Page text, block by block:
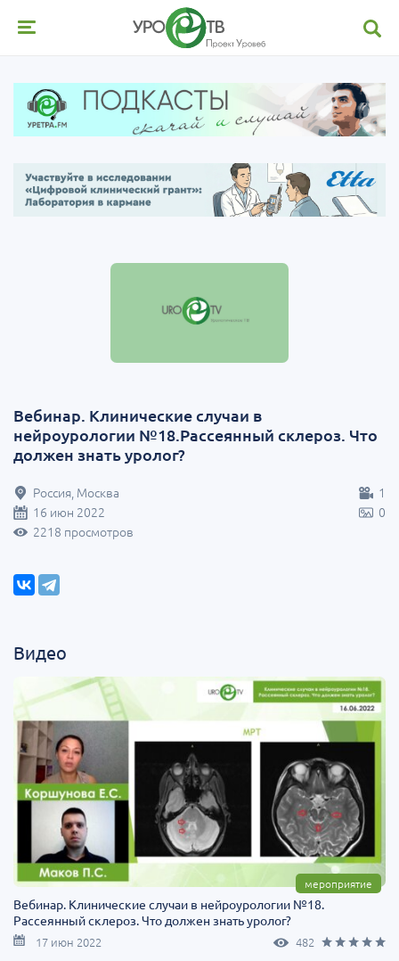
Вебинар. Клинические случаи в
нейроурологии №18.Рассеянный склероз. Что
должен знать уролог?
1
Россия, Москва
0
16 июн 2022
2218 просмотров
Видео
мероприятие
Вебинар. Клинические случаи в нейроурологии №18.
Рассеянный склероз. Что должен знать уролог?
17 июн 2022 482